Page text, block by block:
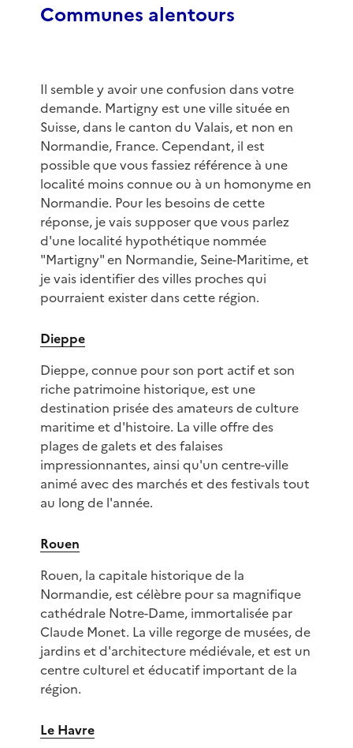
Communes alentours
Il semble y avoir une confusion dans votre
demande. Martigny est une ville située en
Suisse, dans le canton du Valais, et non en
Normandie, France. Cependant, il est
possible que vous fassiez référence à une
localité moins connue ou à un homonyme en
Normandie. Pour les besoins de cette
réponse, je vais supposer que vous parlez
d'une localité hypothétique nommée
"Martigny" en Normandie, Seine-Maritime, et
je vais identifier des villes proches qui
pourraient exister dans cette région.
Dieppe
Dieppe, connue pour son port actif et son
riche patrimoine historique, est une
destination prisée des amateurs de culture
maritime et d'histoire. La ville offre des
plages de galets et des falaises
impressionnantes, ainsi qu'un centre-ville
animé avec des marchés et des festivals tout
au long de l'année.
Rouen
Rouen, la capitale historique de la
Normandie, est célèbre pour sa magnifique
cathédrale Notre-Dame, immortalisée par
Claude Monet. La ville regorge de musées, de
jardins et d'architecture médiévale, et est un
centre culturel et éducatif important de la
région.
Le Havre